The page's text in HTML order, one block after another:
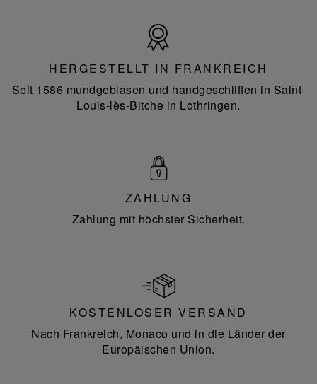
Frankreich
HERGESTELLT IN FRANKREICH
Seit 1586 mundgeblasen und handgeschliffen in Saint-
Louis-lès-Bitche in Lothringen.
ZAHLUNG
Zahlung mit höchster Sicherheit.
KOSTENLOSER VERSAND
Nach Frankreich, Monaco und in die Länder der
Europäischen Union.